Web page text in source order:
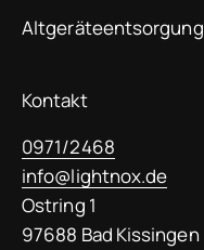
Altgeräteentsorgung
Kontakt
0971/2468
info@lightnox.de
Ostring 1
97688 Bad Kissingen